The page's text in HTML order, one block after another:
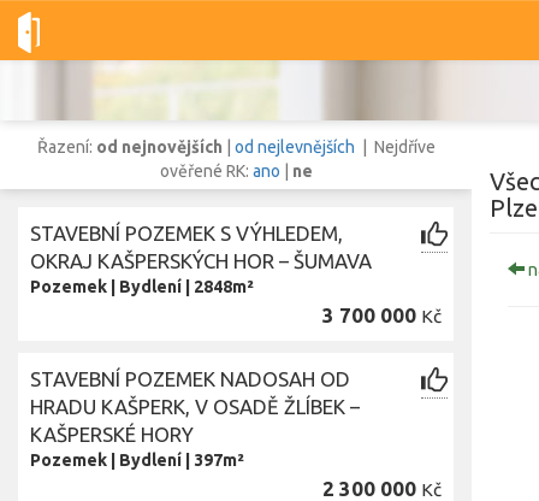
Dobré-nemovitosti.cz obec Kašperské Hory, okres Klatovy,
Vše Byty Domy Pozemky
Cena
Řazení: od nejnovějších od nejlevnějších | Nejdříve
ověřené RK: ano ne
STAVEBNÍ POZEMEK S VÝHLEDEM,
OKRAJ KAŠPERSKÝCH HOR – ŠUMAVA
Pozemek Bydlení 2848m²
3 700 000 Kč
STAVEBNÍ POZEMEK NADOSAH OD
HRADU KAŠPERK, V OSADĚ ŽLÍBEK –
KAŠPERSKÉ HORY
Pozemek Bydlení 397m²
2 300 000 Kč